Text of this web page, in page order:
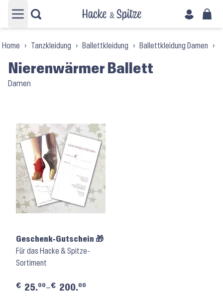
Hauptmenü öffnen
Home › Tanzkleidung › Ballettkleidung › Ballettkleidung Damen ›
Nierenwärmer Ballett
Damen
Geschenk-Gutschein 🎁
Für das Hacke & Spitze-
Sortiment
€ 25.00–€ 200.00